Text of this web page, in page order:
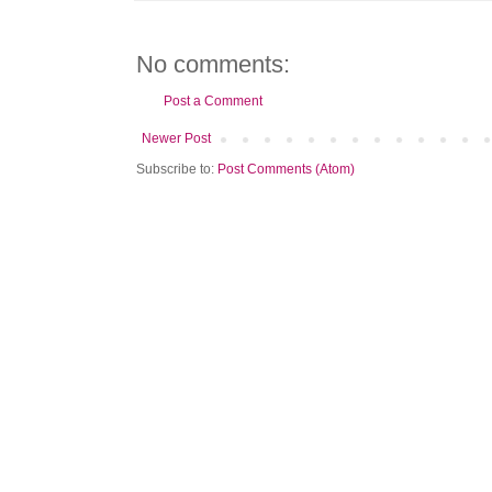
No comments:
Post a Comment
Newer Post
Subscribe to: Post Comments (Atom)